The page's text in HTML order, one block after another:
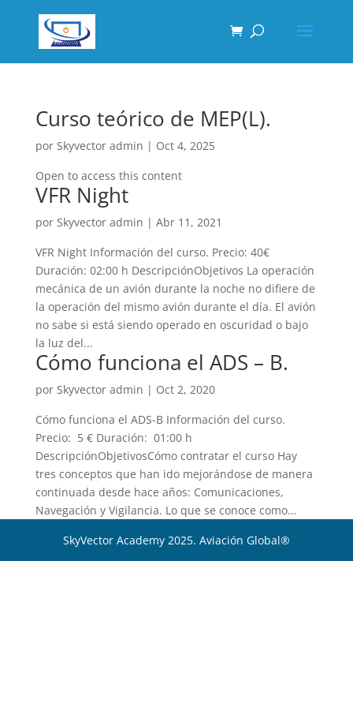
Curso teórico de MEP(L).
por Skyvector admin | Oct 4, 2025
Open to access this content
VFR Night
por Skyvector admin | Abr 11, 2021
VFR Night Información del curso. Precio: 40€
Duración: 02:00 h DescripciónObjetivos La operación
mecánica de un avión durante la noche no difiere de
la operación del mismo avión durante el día. El avión
no sabe si está siendo operado en oscuridad o bajo
la luz del...
Cómo funciona el ADS – B.
por Skyvector admin | Oct 2, 2020
Cómo funciona el ADS-B Información del curso.
Precio: 5 € Duración: 01:00 h
DescripciónObjetivosCómo contratar el curso Hay
tres conceptos que han ido mejorándose de manera
continuada desde hace años: Comunicaciones,
Navegación y Vigilancia. Lo que se conoce como...
SkyVector Academy 2025. Aviación Global®